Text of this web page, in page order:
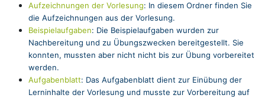
Aufzeichnungen der Vorlesung: In diesem Ordner finden Sie
die Aufzeichnungen aus der Vorlesung.
Beispielaufgaben: Die Beispielaufgaben wurden zur
Nachbereitung und zu Übungszwecken bereitgestellt. Sie
konnten, mussten aber nicht nicht bis zur Übung vorbereitet
werden.
Aufgabenblatt: Das Aufgabenblatt dient zur Einübung der
Lerninhalte der Vorlesung und musste zur Vorbereitung auf